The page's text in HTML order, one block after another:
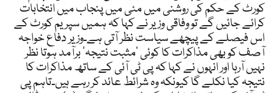
کورٹ کے حکم کی روشنی میں مئی میں پنجاب میں انتخابات
کرائے جائیں گے تو وفاقی وزیر نے کہا کہ ہمیں سپریم کورٹ کے
اس فیصلے کے پیچھے سیاست نظر آتی ہے۔وزیر دفاع خواجہ
آصف کو بھی مذاکرات کا کوئی ’مثبت نتیجہ‘ برآمد ہوتا نظر
نہیں آرہا اور انہوں نے کہا کہ پی ٹی آئی کے ساتھ مذاکرات کا
نتیجہ کیا نکلے گا کیونکہ وہ شرائط عائد کر رہے ہیں۔تاہم پی